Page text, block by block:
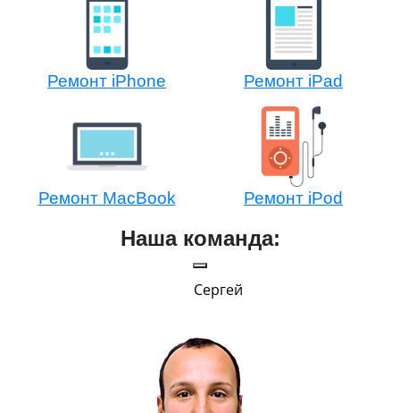
Ремонт iPhone Ремонт iPad
Ремонт MacBook Ремонт iPod
Наша команда:
Сергей